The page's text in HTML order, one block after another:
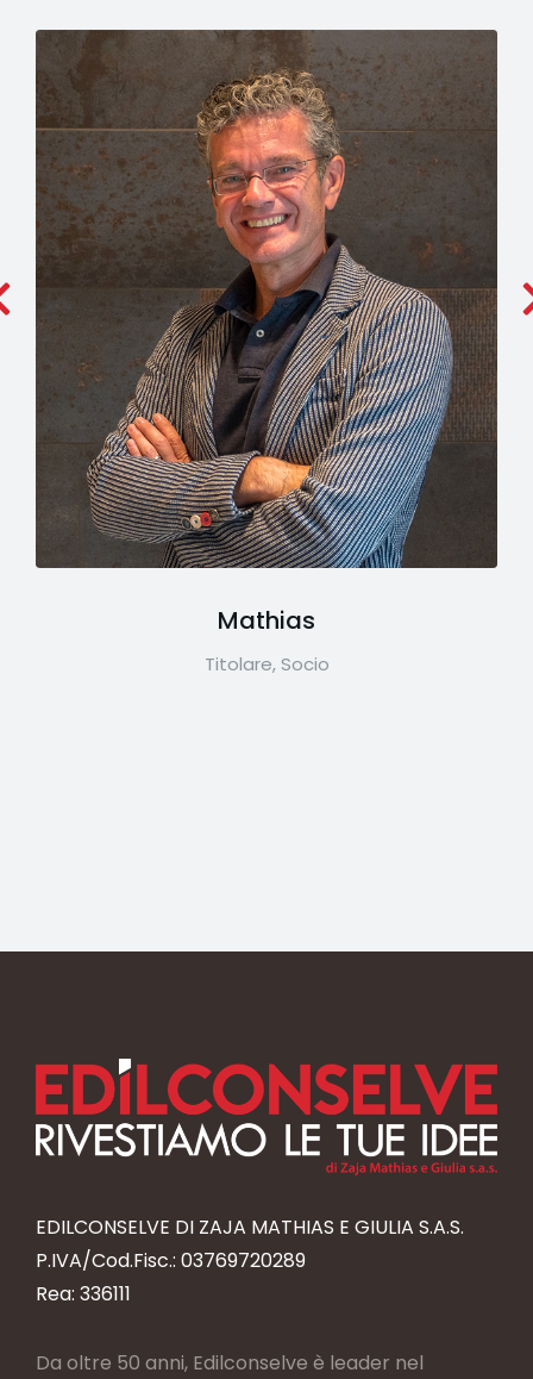
Mathias
Titolare, Socio
EDILCONSELVE DI ZAJA MATHIAS E GIULIA S.A.S.
P.IVA/Cod.Fisc.: 03769720289
Rea: 336111
Da oltre 50 anni, Edilconselve è leader nel